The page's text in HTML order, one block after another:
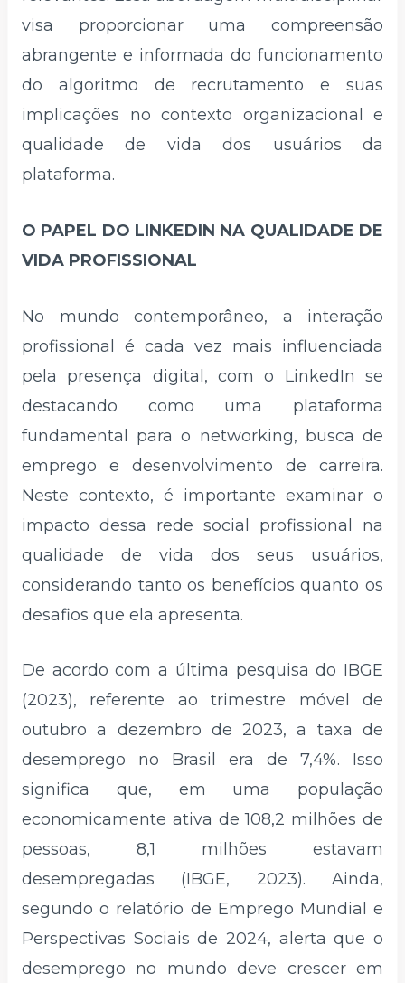
visa proporcionar uma compreensão
abrangente e informada do funcionamento
do algoritmo de recrutamento e suas
implicações no contexto organizacional e
qualidade de vida dos usuários da
plataforma.
O PAPEL DO LINKEDIN NA QUALIDADE DE
VIDA PROFISSIONAL
No mundo contemporâneo, a interação
profissional é cada vez mais influenciada
pela presença digital, com o LinkedIn se
destacando como uma plataforma
fundamental para o networking, busca de
emprego e desenvolvimento de carreira.
Neste contexto, é importante examinar o
impacto dessa rede social profissional na
qualidade de vida dos seus usuários,
considerando tanto os benefícios quanto os
desafios que ela apresenta.
De acordo com a última pesquisa do IBGE
(2023), referente ao trimestre móvel de
outubro a dezembro de 2023, a taxa de
desemprego no Brasil era de 7,4%. Isso
significa que, em uma população
economicamente ativa de 108,2 milhões de
pessoas, 8,1 milhões estavam
desempregadas (IBGE, 2023). Ainda,
segundo o relatório de Emprego Mundial e
Perspectivas Sociais de 2024, alerta que o
desemprego no mundo deve crescer em